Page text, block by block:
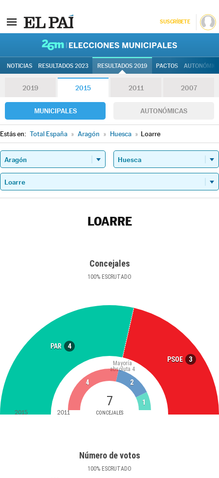
SUSCRÍBETE
NOTICIAS RESULTADOS 2023 RESULTADOS 2019 PACTOS
2019 2015 2011 2007
MUNICIPALES AUTONÓMICAS
Estás en: Total España » Aragón » Huesca » Loarre
LOARRE
Concejales
100% ESCRUTADO
PAR 4
PSOE 3
7
CONCEJALES
Mayoría
absoluta 4
4 2
1
2015 2011
Número de votos
100% ESCRUTADO